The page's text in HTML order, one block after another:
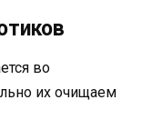
во
их очищаем